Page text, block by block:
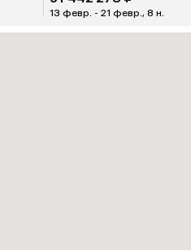
13 февр. - 21 февр., 8 н.